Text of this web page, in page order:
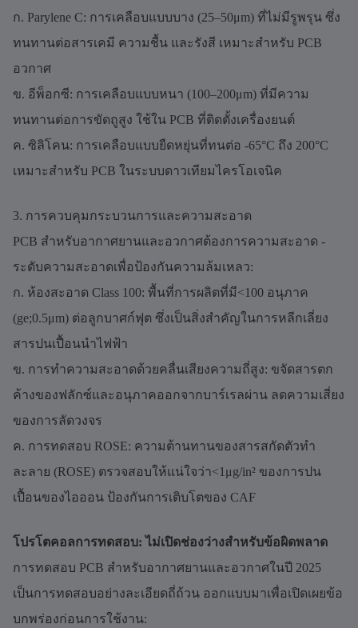
ก. Parylene C: การเคลือบแบบบาง (25–50μm) ที่ไม่มีรูพรุน ซึ่ง
ทนทานต่อสารเคมี ความชื้น และรังสี เหมาะสำหรับ PCB
อวกาศ
ข. อีพ็อกซี: การเคลือบแบบหนา (100–200μm) ที่มีความ
ทนทานต่อการขัดถูสูง ใช้ใน PCB ที่ติดตั้งเครื่องยนต์
ค. ซิลิโคน: การเคลือบแบบยืดหยุ่นที่ทนต่อ -65°C ถึง 200°C
เหมาะสำหรับ PCB ในระบบดาวเทียมไครโอเจนิค
3. การควบคุมกระบวนการและความสะอาด
PCB สำหรับอากาศยานและอวกาศต้องการความสะอาด -
ระดับความสะอาดเพื่อป้องกันความล้มเหลว:
ก. ห้องสะอาด Class 100: พื้นที่การผลิตที่มี<100 อนุภาค
(ge;0.5μm) ต่อลูกบาศก์ฟุต ซึ่งเป็นสิ่งสำคัญในการหลีกเลี่ยง
สารปนเปื้อนนำไฟฟ้า
ข. การทำความสะอาดด้วยคลื่นเสียงความถี่สูง: ขจัดสารตก
ค้างของฟลักซ์และอนุภาคออกจากบาร์เรลผ่าน ลดความเสี่ยง
ของการลัดวงจร
ค. การทดสอบ ROSE: ความต้านทานของสารสกัดตัวทำ
ละลาย (ROSE) ตรวจสอบให้แน่ใจว่า<1μg/in² ของการปน
เปื้อนของไอออน ป้องกันการเติบโตของ CAF
โปรโตคอลการทดสอบ: ไม่เปิดช่องว่างสำหรับข้อผิดพลาด
การทดสอบ PCB สำหรับอากาศยานและอวกาศในปี 2025
เป็นการทดสอบอย่างละเอียดถี่ถ้วน ออกแบบมาเพื่อเปิดเผยข้อ
บกพร่องก่อนการใช้งาน: